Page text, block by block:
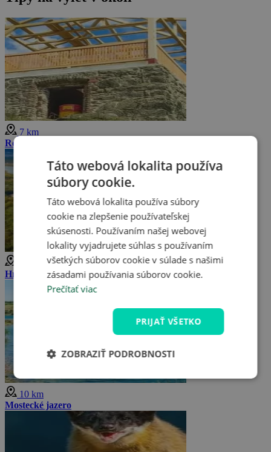
7 km
Rozhľadňa Jeřabina
Hrad Hněvín
10 km
Mostecké jazero
Táto webová lokalita používa
súbory cookie.
Táto webová lokalita používa súbory
cookie na zlepšenie používateľskej
skúsenosti. Používaním našej webovej
lokality vyjadrujete súhlas s používaním
všetkých súborov cookie v súlade s našimi
zásadami používania súborov cookie.
Prečítať viac
PRIJAŤ VŠETKO
ZOBRAZIŤ PODROBNOSTI